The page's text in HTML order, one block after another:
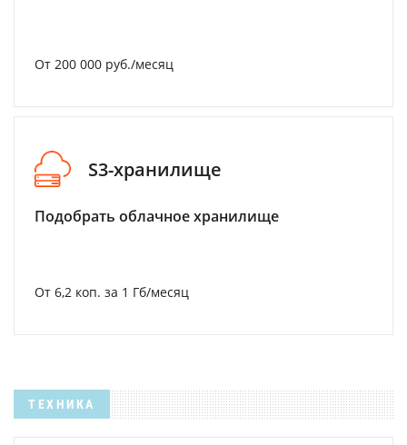
От 200 000 руб./месяц
S3-хранилище
Подобрать облачное хранилище
От 6,2 коп. за 1 Гб/месяц
ТЕХНИКА